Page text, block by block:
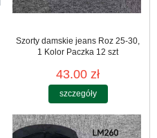
Szorty damskie jeans Roz 25-30,
1 Kolor Paczka 12 szt
43.00 zł
szczegóły